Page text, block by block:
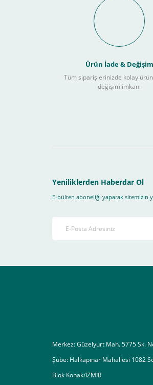
Kullanılır ?
Sitemizden yapacağınız tüm
4-Son olarak siparişi vermiş
Ürün İade & Değişim
Tüm siparişlerinizde kolay
değişim imkanı
Yeniliklerden Haberdar Ol
E-bülten aboneliği yaparak sitemizin
Merkez: Güzelyurt Mah. 5775 Sk.
Şube: Halkapınar Mahallesi 1082
Blok Konak/İZMİR